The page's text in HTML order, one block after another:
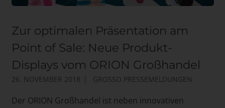
Zur optimalen Präsentation am
Point of Sale: Neue Produkt-
Displays vom ORION Großhandel
26. NOVEMBER 2018 GROSSO PRESSEMELDUNGEN
Der ORION Großhandel ist neben innovativen